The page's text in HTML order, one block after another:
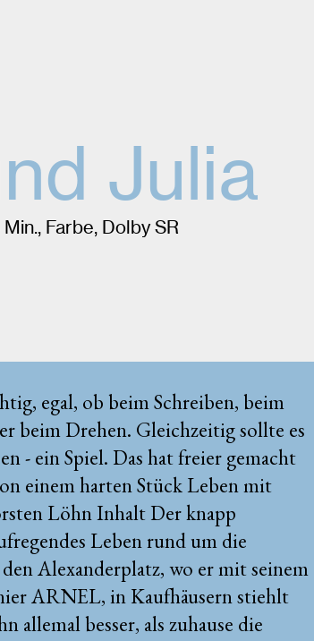
Julia
Farbe, Dolby SR
egal, ob beim Schreiben, beim
beim Drehen. Gleichzeitig sollte es
- ein Spiel. Das hat freier gemacht
einem harten Stück Leben mit
Löhn Inhalt Der knapp
Leben rund um die
Alexanderplatz, wo er mit seinem
ARNEL, in Kaufhäusern stiehlt
allemal besser, als zuhause die